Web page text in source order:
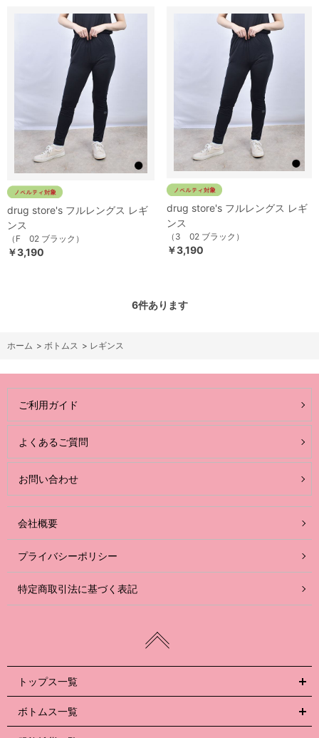
drug store's フルレングス レギ
ンス
（F 02 ブラック）
￥3,190
drug store's フルレングス レギ
ンス
（3 02 ブラック）
￥3,190
6件あります
ホーム > ボトムス > レギンス
ご利用ガイド
よくあるご質問
お問い合わせ
会社概要
プライバシーポリシー
特定商取引法に基づく表記
トップス一覧
ボトムス一覧